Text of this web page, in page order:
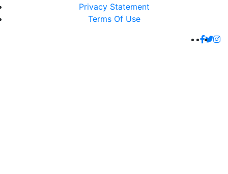
Privacy Statement
Terms Of Use